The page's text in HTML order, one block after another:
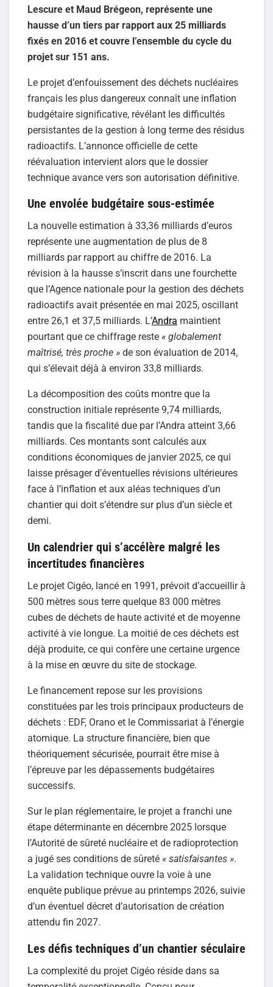
Lescure et Maud Brégeon, représente une
hausse d’un tiers par rapport aux 25 milliards
fixés en 2016 et couvre l’ensemble du cycle du
projet sur 151 ans.
Le projet d’enfouissement des déchets nucléaires
français les plus dangereux connaît une inflation
budgétaire significative, révélant les difficultés
persistantes de la gestion à long terme des résidus
radioactifs. L’annonce officielle de cette
réévaluation intervient alors que le dossier
technique avance vers son autorisation définitive.
Une envolée budgétaire sous-estimée
La nouvelle estimation à 33,36 milliards d’euros
représente une augmentation de plus de 8
milliards par rapport au chiffre de 2016. La
révision à la hausse s’inscrit dans une fourchette
que l’Agence nationale pour la gestion des déchets
radioactifs avait présentée en mai 2025, oscillant
entre 26,1 et 37,5 milliards. L’Andra maintient
pourtant que ce chiffrage reste « globalement
maîtrisé, très proche » de son évaluation de 2014,
qui s’élevait déjà à environ 33,8 milliards.
La décomposition des coûts montre que la
construction initiale représente 9,74 milliards,
tandis que la fiscalité due par l’Andra atteint 3,66
milliards. Ces montants sont calculés aux
conditions économiques de janvier 2025, ce qui
laisse présager d’éventuelles révisions ultérieures
face à l’inflation et aux aléas techniques d’un
chantier qui doit s’étendre sur plus d’un siècle et
demi.
Un calendrier qui s’accélère malgré les
incertitudes financières
Le projet Cigéo, lancé en 1991, prévoit d’accueillir à
500 mètres sous terre quelque 83 000 mètres
cubes de déchets de haute activité et de moyenne
activité à vie longue. La moitié de ces déchets est
déjà produite, ce qui confère une certaine urgence
à la mise en œuvre du site de stockage.
Le financement repose sur les provisions
constituées par les trois principaux producteurs de
déchets : EDF, Orano et le Commissariat à l’énergie
atomique. La structure financière, bien que
théoriquement sécurisée, pourrait être mise à
l’épreuve par les dépassements budgétaires
successifs.
Sur le plan réglementaire, le projet a franchi une
étape déterminante en décembre 2025 lorsque
l’Autorité de sûreté nucléaire et de radioprotection
a jugé ses conditions de sûreté « satisfaisantes ».
La validation technique ouvre la voie à une
enquête publique prévue au printemps 2026, suivie
d’un éventuel décret d’autorisation de création
attendu fin 2027.
Les défis techniques d’un chantier séculaire
La complexité du projet Cigéo réside dans sa